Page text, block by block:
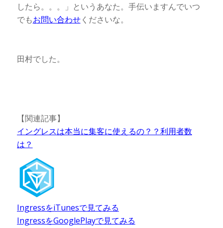
したら。。。」というあなた。手伝いますんでいつ
でもお問い合わせくださいな。
田村でした。
【関連記事】
イングレスは本当に集客に使えるの？？利用者数
は？
IngressをiTunesで見てみる
IngressをGooglePlayで見てみる